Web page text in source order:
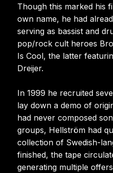
Though this marked his
own name, he had
serving as bassist and
pop/rock cult heroes
Is Cool, the latter
Dreijer.
In 1999 he recruited
lay down a demo of
had never composed
groups, Hellström had
collection of Swedish-
finished, the tape
generating multiple